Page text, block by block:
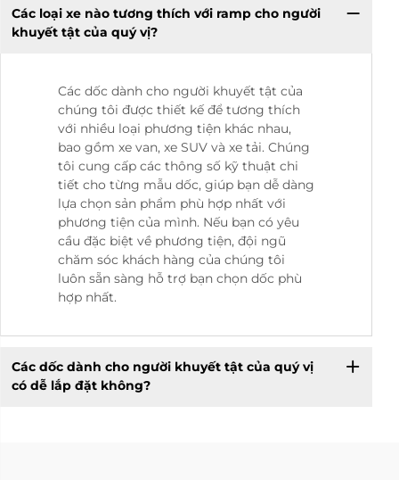
Các loại xe nào tương thích với ramp cho người
khuyết tật của quý vị?
Các dốc dành cho người khuyết tật của
chúng tôi được thiết kế để tương thích
với nhiều loại phương tiện khác nhau,
bao gồm xe van, xe SUV và xe tải. Chúng
tôi cung cấp các thông số kỹ thuật chi
tiết cho từng mẫu dốc, giúp bạn dễ dàng
lựa chọn sản phẩm phù hợp nhất với
phương tiện của mình. Nếu bạn có yêu
cầu đặc biệt về phương tiện, đội ngũ
chăm sóc khách hàng của chúng tôi
luôn sẵn sàng hỗ trợ bạn chọn dốc phù
hợp nhất.
Các dốc dành cho người khuyết tật của quý vị
có dễ lắp đặt không?